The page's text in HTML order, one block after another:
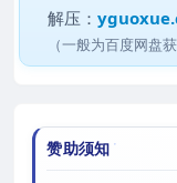
解压：
（一般为百度网盘获
赞助须知